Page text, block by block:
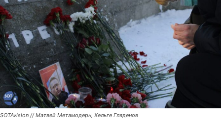
SOTAvision // Матвей Метамодерн, Хельге Гляденов